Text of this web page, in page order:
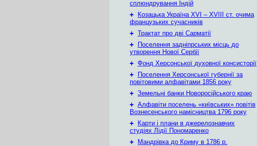
сплюндрування Індій
+
Козацька Україна ХVІ – ХVІІІ ст. очима
французьких сучасників
+ Трактат про дві Сарматії
+
Поселення задніпрських місць до
утворення Нової Сербії
+ Фонд Херсонської духовної консисторії
+
Поселення Херсонської губернії за
повітовими алфавітами 1856 року
+ Земельні банки Новоросійського краю
+ Алфавіти поселень «київських» повітів
Вознесенського намісництва 1796 року
+
Карти і плани в джерелознавчих
студіях Лідії Пономаренко
+
Мандрівка до Криму в 1786 р.